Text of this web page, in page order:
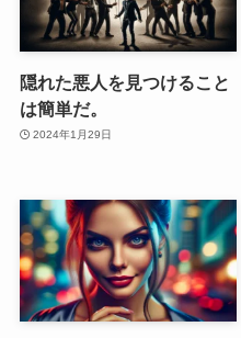
隠れた悪人を見つけること
は簡単だ。
2024年1月29日